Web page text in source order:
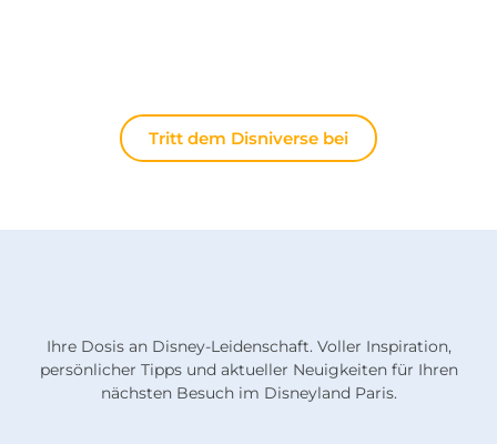
Tritt dem Disniverse bei
Ihre Dosis an Disney-Leidenschaft. Voller Inspiration,
persönlicher Tipps und aktueller Neuigkeiten für Ihren
nächsten Besuch im Disneyland Paris.